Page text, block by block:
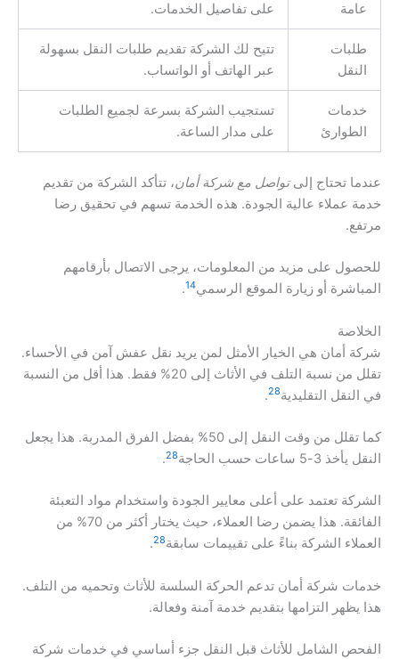
عامة
على تفاصيل الخدمات.
طلبات
النقل
تتيح لك الشركة تقديم طلبات النقل بسهولة
عبر الهاتف أو الواتساب.
خدمات
الطوارئ
تستجيب الشركة بسرعة لجميع الطلبات
على مدار الساعة.
عندما تحتاج إلىتواصل مع شركة أمان، تتأكد الشركة من تقديم
خدمة عملاء عالية الجودة. هذه الخدمة تسهم في تحقيق رضا
مرتفع.
للحصول على مزيد من المعلومات، يرجى الاتصال بأرقامهم
المباشرة أو زيارة الموقع الرسمي14
.
الخلاصة
شركة أمان هي الخيار الأمثل لمن يريد نقل عفش آمن في الأحساء.
تقلل من نسبة التلف في الأثاث إلى 20% فقط. هذا أقل من النسبة
في النقل التقليدية28
.
كما تقلل من وقت النقل إلى 50% بفضل الفرق المدربة. هذا يجعل
النقل يأخذ 3-5 ساعات حسب الحاجة
28
.
الشركة تعتمد على أعلى معايير الجودة واستخدام مواد التعبئة
الفائقة. هذا يضمن رضا العملاء، حيث يختار أكثر من 70% من
العملاء الشركة بناءً على تقييمات سابقة28
.
خدمات شركة أمان تدعم الحركة السلسة للأثاث وتحميه من التلف.
هذا يظهر التزامها بتقديم خدمة آمنة وفعالة.
الفحص الشامل للأثاث قبل النقل جزء أساسي في خدمات شركة